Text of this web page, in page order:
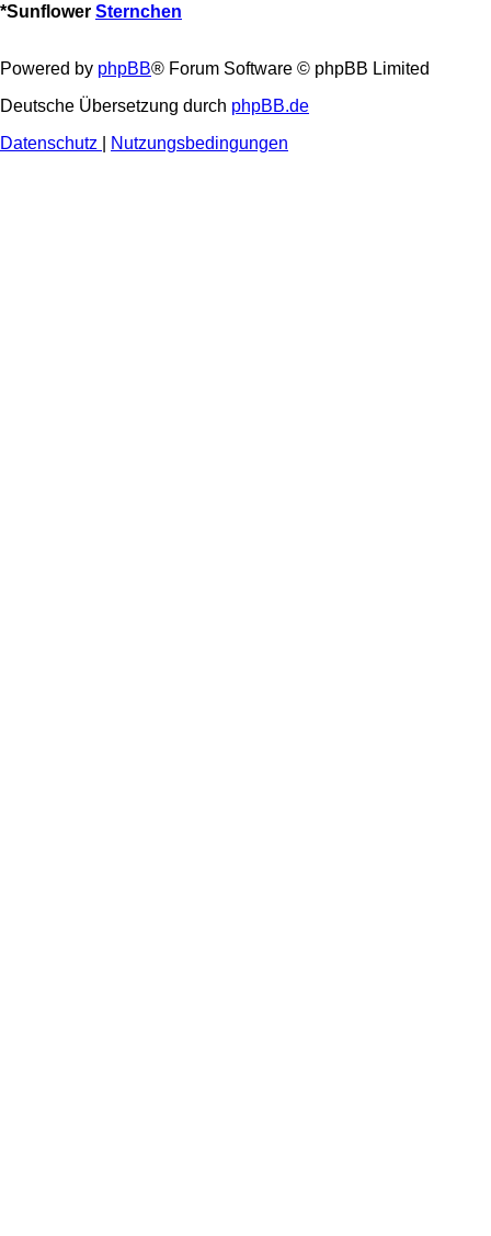
*Sunflower Sternchen
Powered by phpBB® Forum Software © phpBB Limited
Deutsche Übersetzung durch phpBB.de
Datenschutz
Nutzungsbedingungen